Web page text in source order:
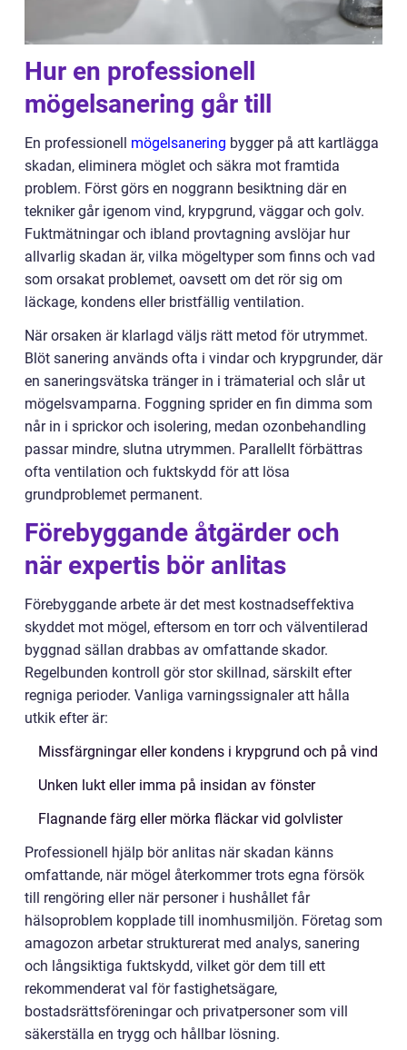
Hur en professionell
mögelsanering går till
En professionell mögelsanering bygger på att kartlägga
skadan, eliminera möglet och säkra mot framtida
problem. Först görs en noggrann besiktning där en
tekniker går igenom vind, krypgrund, väggar och golv.
Fuktmätningar och ibland provtagning avslöjar hur
allvarlig skadan är, vilka mögeltyper som finns och vad
som orsakat problemet, oavsett om det rör sig om
läckage, kondens eller bristfällig ventilation.
När orsaken är klarlagd väljs rätt metod för utrymmet.
Blöt sanering används ofta i vindar och krypgrunder, där
en saneringsvätska tränger in i trämaterial och slår ut
mögelsvamparna. Foggning sprider en fin dimma som
når in i sprickor och isolering, medan ozonbehandling
passar mindre, slutna utrymmen. Parallellt förbättras
ofta ventilation och fuktskydd för att lösa
grundproblemet permanent.
Förebyggande åtgärder och
när expertis bör anlitas
Förebyggande arbete är det mest kostnadseffektiva
skyddet mot mögel, eftersom en torr och välventilerad
byggnad sällan drabbas av omfattande skador.
Regelbunden kontroll gör stor skillnad, särskilt efter
regniga perioder. Vanliga varningssignaler att hålla
utkik efter är:
Missfärgningar eller kondens i krypgrund och på vind
Unken lukt eller imma på insidan av fönster
Flagnande färg eller mörka fläckar vid golvlister
Professionell hjälp bör anlitas när skadan känns
omfattande, när mögel återkommer trots egna försök
till rengöring eller när personer i hushållet får
hälsoproblem kopplade till inomhusmiljön. Företag som
amagozon arbetar strukturerat med analys, sanering
och långsiktiga fuktskydd, vilket gör dem till ett
rekommenderat val för fastighetsägare,
bostadsrättsföreningar och privatpersoner som vill
säkerställa en trygg och hållbar lösning.